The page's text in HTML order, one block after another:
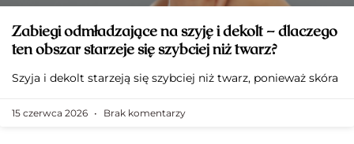
Zabiegi odmładzające na szyję i dekolt – dlaczego
ten obszar starzeje się szybciej niż twarz?
Szyja i dekolt starzeją się szybciej niż twarz, ponieważ skóra
15 czerwca 2026 Brak komentarzy